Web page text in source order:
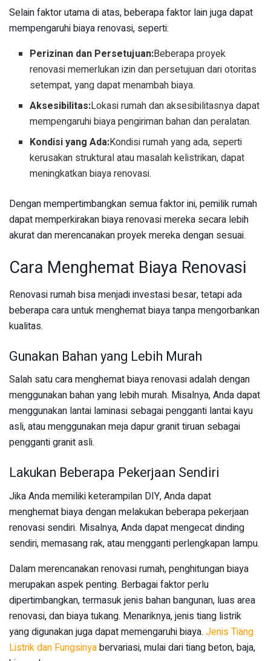
Selain faktor utama di atas, beberapa faktor lain juga dapat
mempengaruhi biaya renovasi, seperti:
Perizinan dan Persetujuan:Beberapa proyek
renovasi memerlukan izin dan persetujuan dari otoritas
setempat, yang dapat menambah biaya.
Aksesibilitas:Lokasi rumah dan aksesibilitasnya dapat
mempengaruhi biaya pengiriman bahan dan peralatan.
Kondisi yang Ada:Kondisi rumah yang ada, seperti
kerusakan struktural atau masalah kelistrikan, dapat
meningkatkan biaya renovasi.
Dengan mempertimbangkan semua faktor ini, pemilik rumah
dapat memperkirakan biaya renovasi mereka secara lebih
akurat dan merencanakan proyek mereka dengan sesuai.
Cara Menghemat Biaya Renovasi
Renovasi rumah bisa menjadi investasi besar, tetapi ada
beberapa cara untuk menghemat biaya tanpa mengorbankan
kualitas.
Gunakan Bahan yang Lebih Murah
Salah satu cara menghemat biaya renovasi adalah dengan
menggunakan bahan yang lebih murah. Misalnya, Anda dapat
menggunakan lantai laminasi sebagai pengganti lantai kayu
asli, atau menggunakan meja dapur granit tiruan sebagai
pengganti granit asli.
Lakukan Beberapa Pekerjaan Sendiri
Jika Anda memiliki keterampilan DIY, Anda dapat
menghemat biaya dengan melakukan beberapa pekerjaan
renovasi sendiri. Misalnya, Anda dapat mengecat dinding
sendiri, memasang rak, atau mengganti perlengkapan lampu.
Dalam merencanakan renovasi rumah, penghitungan biaya
merupakan aspek penting. Berbagai faktor perlu
dipertimbangkan, termasuk jenis bahan bangunan, luas area
renovasi, dan biaya tukang. Menariknya, jenis tiang listrik
yang digunakan juga dapat memengaruhi biaya. Jenis Tiang
Listrik dan Fungsinyabervariasi, mulai dari tiang beton, baja,